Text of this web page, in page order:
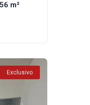
56 m²
Exclusivo